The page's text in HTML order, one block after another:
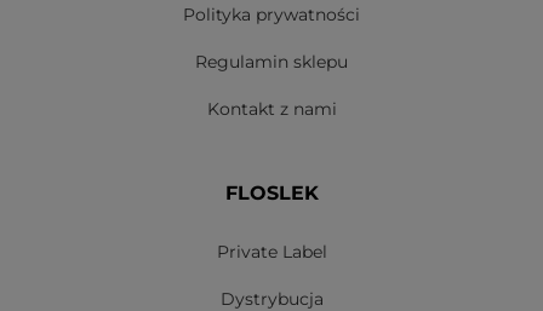
Polityka prywatności
Regulamin sklepu
Kontakt z nami
FLOSLEK
Private Label
Dystrybucja